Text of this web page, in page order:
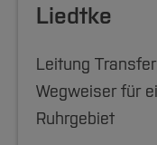
Liedtke
Leitung
Wegweiser für
Ruhrgebiet